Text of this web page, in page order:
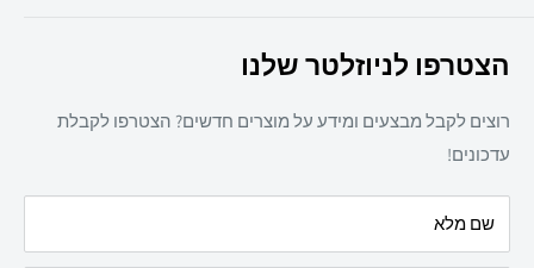
חד פעמי
מזון
מאמרים
תקנון אתר
מדיניות פרטיות
מדיניות החזרת מוצרים
הצטרפו לניוזלטר שלנו
רוצים לקבל מבצעים ומידע על מוצרים חדשים? הצטרפו לקבלת
עדכונים!
שם מלא